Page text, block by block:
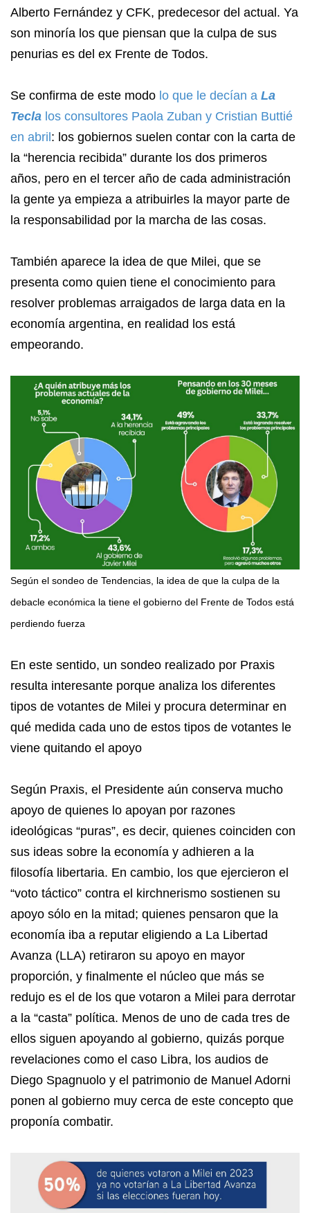
Alberto Fernández y CFK, predecesor del actual. Ya
son minoría los que piensan que la culpa de sus
penurias es del ex Frente de Todos.
Se confirma de este modo lo que le decían a La
Tecla los consultores Paola Zuban y Cristian Buttié
en abril : los gobiernos suelen contar con la carta de
la “herencia recibida” durante los dos primeros
años, pero en el tercer año de cada administración
la gente ya empieza a atribuirles la mayor parte de
la responsabilidad por la marcha de las cosas.
También aparece la idea de que Milei, que se
presenta como quien tiene el conocimiento para
resolver problemas arraigados de larga data en la
economía argentina, en realidad los está
empeorando.
Según el sondeo de Tendencias, la idea de que la culpa de la
debacle económica la tiene el gobierno del Frente de Todos está
perdiendo fuerza
En este sentido, un sondeo realizado por Praxis
resulta interesante porque analiza los diferentes
tipos de votantes de Milei y procura determinar en
qué medida cada uno de estos tipos de votantes le
viene quitando el apoyo
Según Praxis, el Presidente aún conserva mucho
apoyo de quienes lo apoyan por razones
ideológicas “puras”, es decir, quienes coinciden con
sus ideas sobre la economía y adhieren a la
filosofía libertaria. En cambio, los que ejercieron el
“voto táctico” contra el kirchnerismo sostienen su
apoyo sólo en la mitad; quienes pensaron que la
economía iba a reputar eligiendo a La Libertad
Avanza (LLA) retiraron su apoyo en mayor
proporción, y finalmente el núcleo que más se
redujo es el de los que votaron a Milei para derrotar
a la “casta” política. Menos de uno de cada tres de
ellos siguen apoyando al gobierno, quizás porque
revelaciones como el caso Libra, los audios de
Diego Spagnuolo y el patrimonio de Manuel Adorni
ponen al gobierno muy cerca de este concepto que
proponía combatir.